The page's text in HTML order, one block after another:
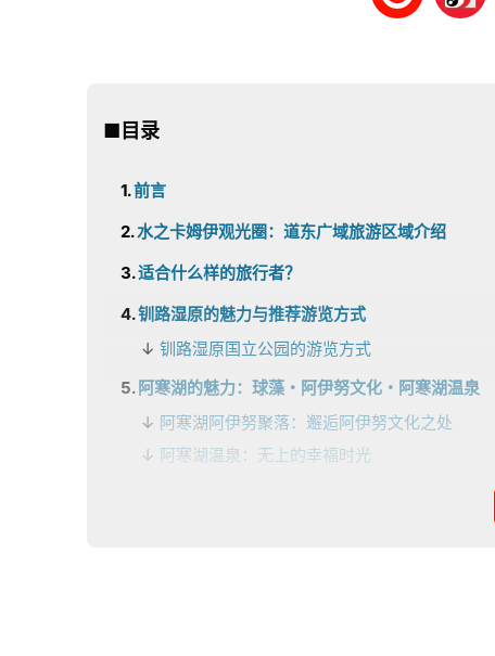
■目录
前言
水之卡姆伊观光圈：道东广域旅游区域介绍
适合什么样的旅行者？
钏路湿原的魅力与推荐游览方式
钏路湿原国立公园的游览方式
阿寒湖的魅力：球藻・阿伊努文化・阿寒湖温泉
阿寒湖阿伊努聚落：邂逅阿伊努文化之处
阿寒湖温泉：无上的幸福时光
摩周湖的魅力：云海・展望台・弟子屈・川汤温泉